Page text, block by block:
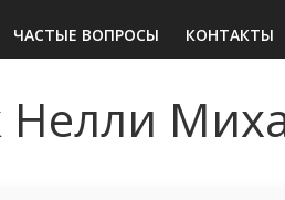
ЧАСТЫЕ ВОПРОСЫ КОНТАКТЫ